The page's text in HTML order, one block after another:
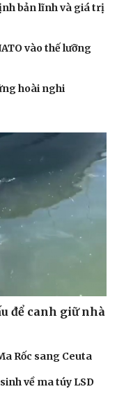
bản lĩnh và giá trị
vào thế lưỡng
hoài nghi
để canh giữ nhà
Rốc sang Ceuta
về ma túy LSD